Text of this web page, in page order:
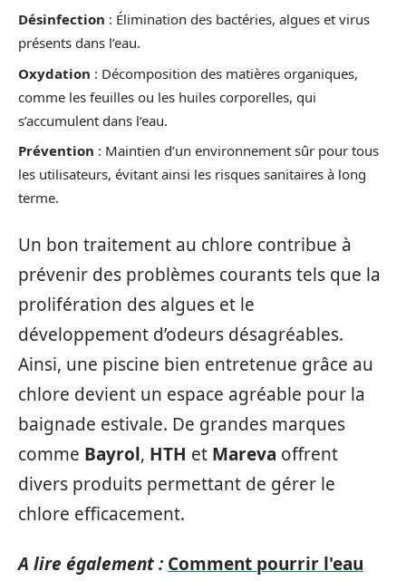
Désinfection : Élimination des bactéries, algues et virus
présents dans l’eau.
Oxydation : Décomposition des matières organiques,
comme les feuilles ou les huiles corporelles, qui
s’accumulent dans l’eau.
Prévention : Maintien d’un environnement sûr pour tous
les utilisateurs, évitant ainsi les risques sanitaires à long
terme.
Un bon traitement au chlore contribue à
prévenir des problèmes courants tels que la
prolifération des algues et le
développement d’odeurs désagréables.
Ainsi, une piscine bien entretenue grâce au
chlore devient un espace agréable pour la
baignade estivale. De grandes marques
comme Bayrol, HTH et Mareva offrent
divers produits permettant de gérer le
chlore efficacement.
A lire également : Comment pourrir l'eau